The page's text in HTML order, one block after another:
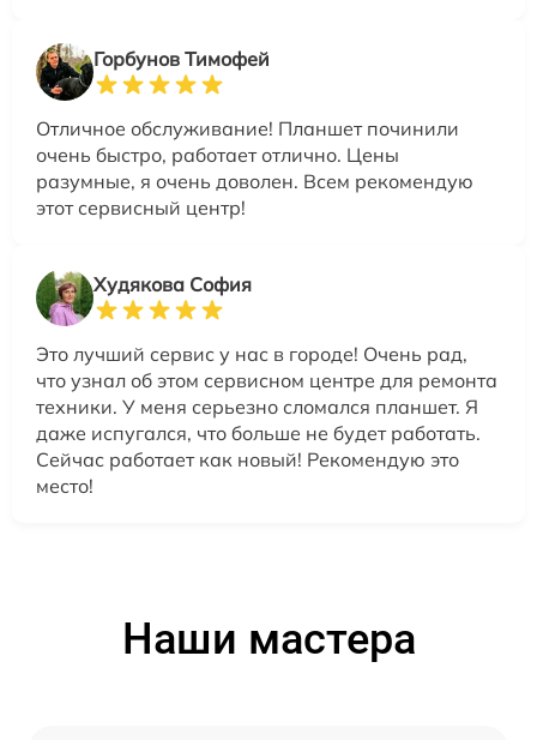
Горбунов Тимофей
Отличное обслуживание! Планшет починили
очень быстро, работает отлично. Цены
разумные, я очень доволен. Всем рекомендую
этот сервисный центр!
Худякова София
Это лучший сервис у нас в городе! Очень рад,
что узнал об этом сервисном центре для ремонта
техники. У меня серьезно сломался планшет. Я
даже испугался, что больше не будет работать.
Сейчас работает как новый! Рекомендую это
место!
Наши мастера